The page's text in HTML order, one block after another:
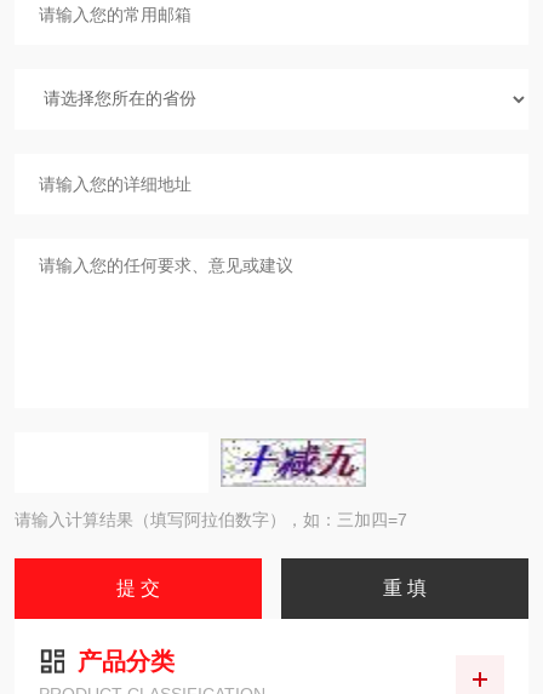
请输入计算结果（填写阿拉伯数字），如：三加四=7
产品分类